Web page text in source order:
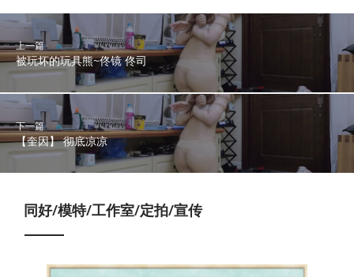
上一篇
被玩坏的玩具熊~佟镜 佟司
下一篇
【奎因】 彻底凉凉
同好/模特/工作室/定拍/宣传